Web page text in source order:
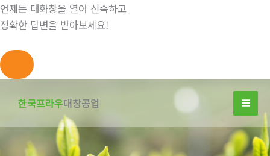
언제든 대화창을 열어 신속하고
정확한 답변을 받아보세요!
한국프라우대창공업